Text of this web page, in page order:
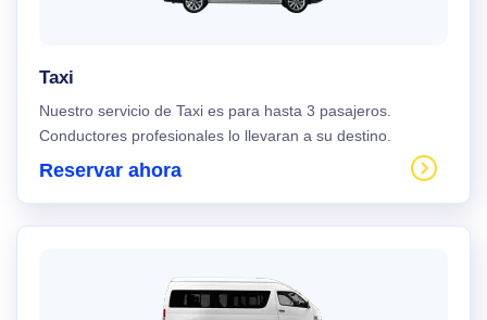
Taxi
Nuestro servicio de Taxi es para hasta 3 pasajeros.
Conductores profesionales lo llevaran a su destino.
Reservar ahora